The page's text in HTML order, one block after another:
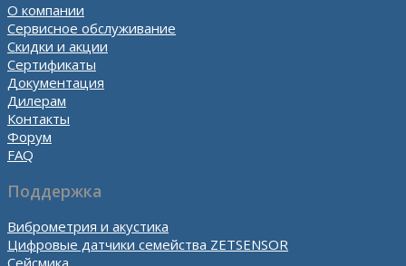
О компании
Сервисное обслуживание
Скидки и акции
Сертификаты
Документация
Дилерам
Контакты
Форум
FAQ
Поддержка
Виброметрия и акустика
Цифровые датчики семейства ZETSENSOR